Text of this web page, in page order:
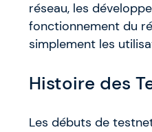
réseau, les
fonctionnement du
simplement les
Histoire des
Les débuts de